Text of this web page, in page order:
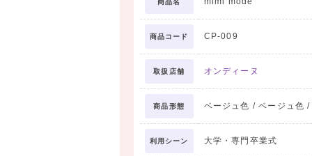
商品名
商品コード CP-009
取扱店舗 オンディーヌ
商品形態 ベージュ色 / ベージュ色
利用シーン 大学・専門卒業式